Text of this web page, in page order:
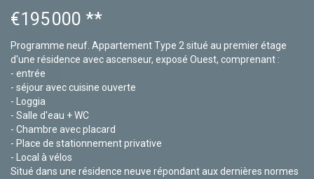
€195 000 **
Programme neuf. Appartement Type 2 situé au premier étage
d'une résidence avec ascenseur, exposé Ouest, comprenant :
- entrée
- séjour avec cuisine ouverte
- Loggia
- Salle d'eau + WC
- Chambre avec placard
- Place de stationnement privative
- Local à vélos
Situé dans une résidence neuve répondant aux dernières normes